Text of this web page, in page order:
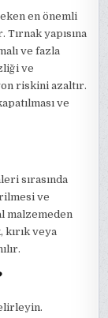
en önemli
yapısına
ve fazla
ve
riskini azaltır.
ve
sırasında
ve
malzemeden
veya